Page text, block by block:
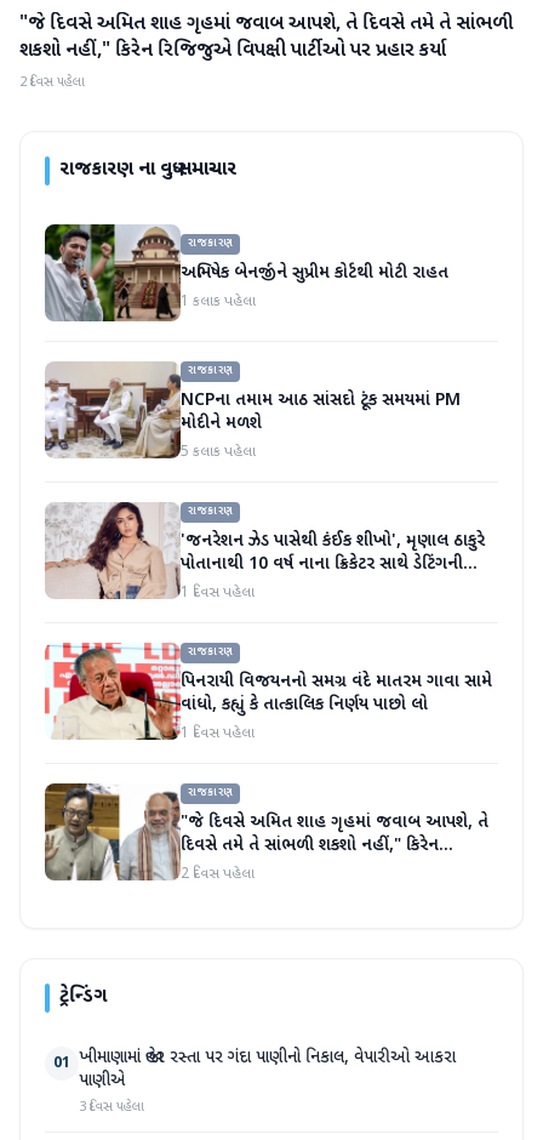
રાજકારણ
"જે દિવસે અમિત શાહ ગૃહમાં જવાબ આપશે, તે દિવસે તમે તે સાંભળી
શકશો નહીં," કિરેન રિજિજુએ વિપક્ષી પાર્ટીઓ પર પ્રહાર કર્યા
2 દિવસ પહેલા
રાજકારણના વધુ સમાચાર
રાજકારણ
અભિષેક બેનર્જીને સુપ્રીમ કોર્ટથી મોટી રાહત
1 કલાક પહેલા
રાજકારણ
NCPના તમામ આઠ સાંસદો ટૂંક સમયમાં PM
મોદીને મળશે
5 કલાક પહેલા
રાજકારણ
'જનરેશન ઝેડ પાસેથી કંઈક શીખો', મૃણાલ ઠાકુરે
પોતાનાથી 10 વર્ષ નાના ક્રિકેટર સાથે ડેટિંગની
અફવાઓ પર મૌન તોડ્યું
1 દિવસ પહેલા
રાજકારણ
પિનરાયી વિજયનનો સમગ્ર વંદે માતરમ ગાવા સામે
વાંધો, કહ્યું કે તાત્કાલિક નિર્ણય પાછો લો
1 દિવસ પહેલા
રાજકારણ
"જે દિવસે અમિત શાહ ગૃહમાં જવાબ આપશે, તે
દિવસે તમે તે સાંભળી શકશો નહીં," કિરેન
રિજિજુએ વિપક્ષી પાર્ટીઓ પર પ્રહાર કર્યા
2 દિવસ પહેલા
ટ્રેન્ડિંગ
01 ખીમાણામાં જાહેર રસ્તા પર ગંદા પાણીનો નિકાલ, વેપારીઓ આકરા
પાણીએ
3 દિવસ પહેલા